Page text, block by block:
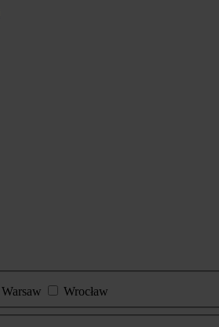
Warsaw
Wrocław